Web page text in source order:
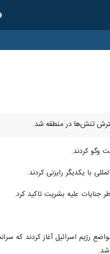
تنش‌ها در منطقه شد.
وگو کردند.
با یکدیگر رایزنی کردند.
جنایات علیه بشریت تاکید کرد.